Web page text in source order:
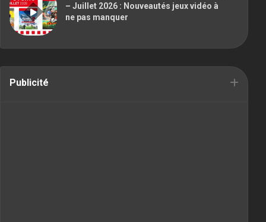
– Juillet 2026 : Nouveautés jeux vidéo à
ne pas manquer
Publicité